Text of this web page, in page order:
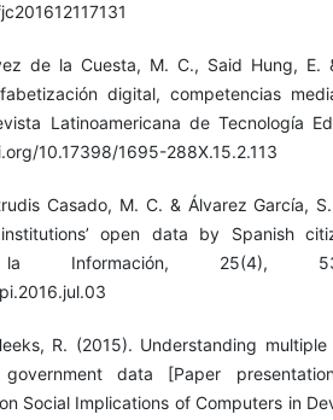
de la Cuesta, M. C., Said Hung, E.
digital, competencias
Latinoamericana de Tecnología
10.17398/1695-288X.15.2.113
Casado, M. C. & Álvarez García,
open data by Spanish
Información, 25(4),
R. (2015). Understanding
data [Paper
Social Implications of Computers in